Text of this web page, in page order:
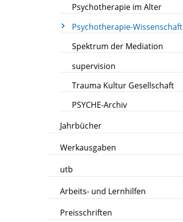
Psychotherapie im Alter
Psychotherapie-Wissenschaft
Spektrum der Mediation
supervision
Trauma Kultur Gesellschaft
PSYCHE-Archiv
Jahrbücher
Werkausgaben
utb
Arbeits- und Lernhilfen
Preisschriften